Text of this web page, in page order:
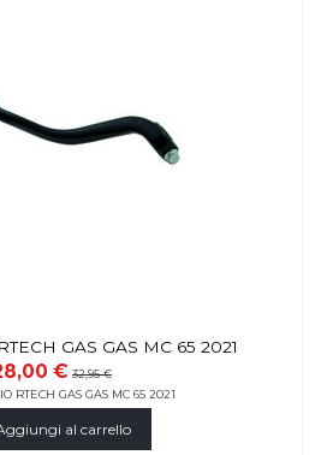
GAS GAS MC 65 2021
€ 32,95 €
RTECH GAS GAS MC 65 2021
al carrello